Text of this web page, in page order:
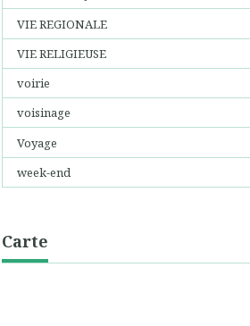
VIE REGIONALE
VIE RELIGIEUSE
voirie
voisinage
Voyage
week-end
Carte